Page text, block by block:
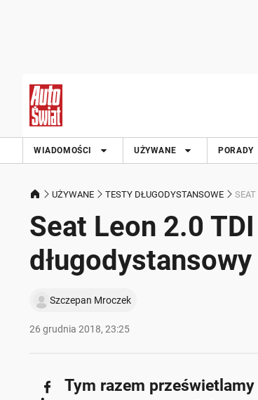
WIADOMOŚCI UŻYWANE PORADY
UŻYWANE TESTY DŁUGODYSTANSOWE
Seat Leon 2.0
Szczepan Mroczek
26 grudnia 2018, 23:25
Tym razem